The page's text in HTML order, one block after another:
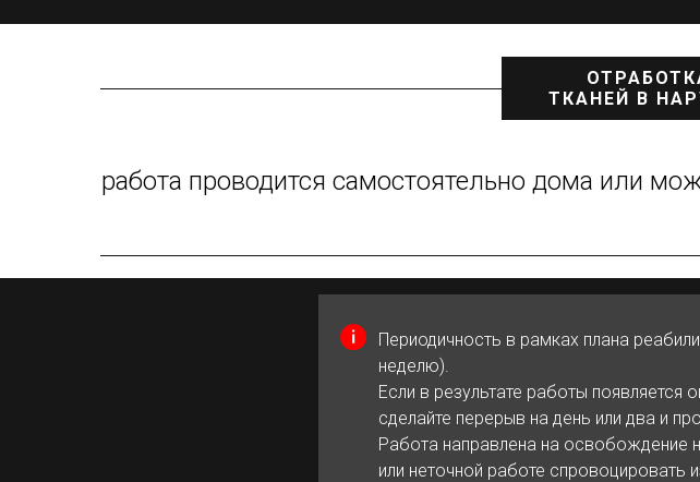
ТКАНЕЙ В
работа проводится самостоятельно дома или
Периодичность в рамках плана
неделю).
Если в результате работы
сделайте перерыв на день или два и
Работа направлена на освобождение
или неточной работе спровоцировать